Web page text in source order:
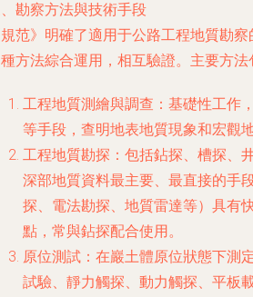
勘察方法與技術手段
范》明確了適用于公路工程地質勘
方法綜合運用，相互驗證。主要方法
工程地質測繪與調查 ：基礎性工作
等手段，查明地表地質現象和宏觀地
工程地質勘探 ：包括鉆探、槽探、
深部地質資料最主要、最直接的手
探、電法勘探、地質雷達等）具有
點，常與鉆探配合使用。
原位測試 ：在巖土體原位狀態下測
試驗、靜力觸探、動力觸探、平板